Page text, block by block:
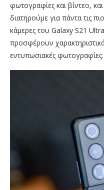
φωτογραφίες και βίντεο,
διατηρούμε για πάντα τις
κάμερες του Galaxy S21
προσφέρουν
εντυπωσιακές φωτογραφίες.